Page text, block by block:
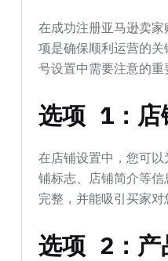
在成功注册亚马逊卖
项是确保顺利运营的
号设置中需要注意的重
选项 1：店
在店铺设置中，您可
铺标志、店铺简介等信
完整，并能吸引买家对
选项 2：产